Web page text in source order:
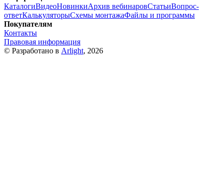
КаталогиВидеоНовинкиАрхив вебинаровСтатьиВопрос-
ответКалькуляторыСхемы монтажаФайлы и программы
Покупателям
Контакты
Правовая информация
© Разработано в Arlight, 2026